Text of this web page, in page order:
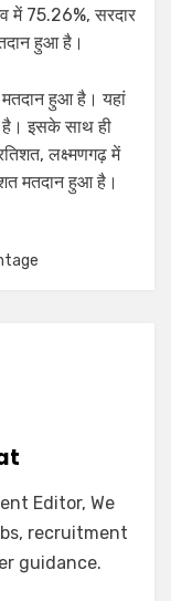
में 75.26%, सरदार
हुआ है।
मतदान हुआ है। यहां
है। इसके साथ ही
लक्ष्मणगढ़ में
मतदान हुआ है।
Editor, We
recruitment
guidance.